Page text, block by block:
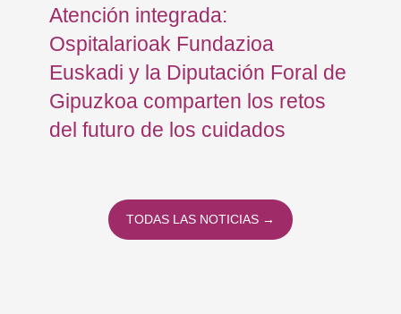
Atención integrada:
Ospitalarioak Fundazioa
Euskadi y la Diputación Foral de
Gipuzkoa comparten los retos
del futuro de los cuidados
TODAS LAS NOTICIAS →